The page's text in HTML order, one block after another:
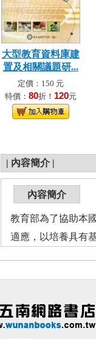
大型教育資料庫建
置及相關議題研...
定價：150 元
特價： 80折！ 120元
| 內容簡介 |
內容簡介
教育部為了協助本
適應，以培養具有